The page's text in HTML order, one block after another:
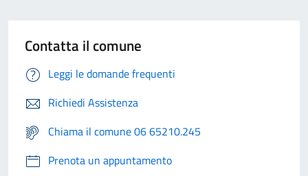
Contatta il comune
Leggi le domande frequenti
Richiedi Assistenza
Chiama il comune 06 65210.245
Prenota un appuntamento